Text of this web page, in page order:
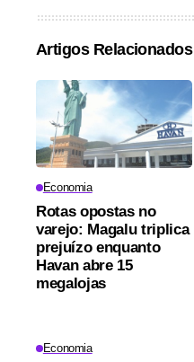
Artigos Relacionados
Economia
Rotas opostas no
varejo: Magalu triplica
prejuízo enquanto
Havan abre 15
megalojas
Economia